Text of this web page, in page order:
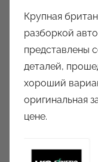
Крупная
разборкой
представлены
деталей,
хороший
оригинальная
цене.